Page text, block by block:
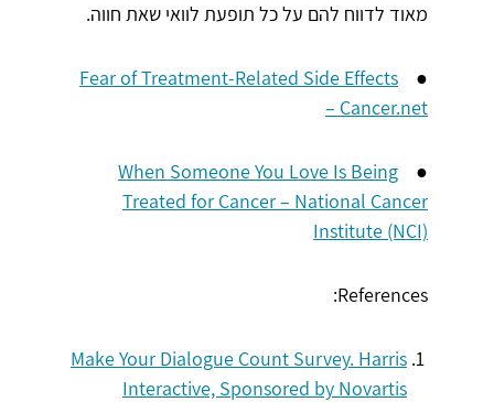
מאוד לדווח להם על כל תופעת לוואי שאת חווה.
●
Fear of Treatment-Related Side Effects
– Cancer.net
●
When Someone You Love Is Being
Treated for Cancer – National Cancer
Institute (NCI)
References:
Make Your Dialogue Count Survey. Harris
Interactive, Sponsored by Novartis